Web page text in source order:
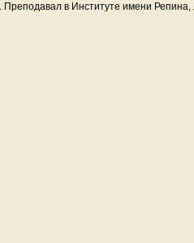
Преподавал в Институте имени